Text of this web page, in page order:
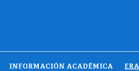
INFORMACIÓN ACADÉMICA